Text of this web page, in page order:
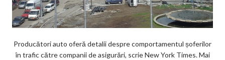
Producători auto oferă detalii despre comportamentul șoferilor
în trafic către companii de asigurări, scrie New York Times. Mai